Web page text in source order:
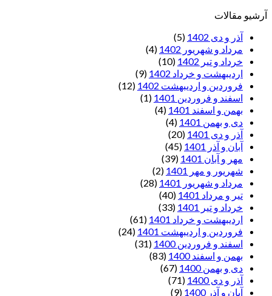
آرشیو مقالات
آذر و دی 1402
(5)
مرداد و شهریور 1402
(4)
خرداد و تیر 1402
(10)
اردیبهشت و خرداد 1402
(9)
فروردین و اردیبهشت 1402
(12)
اسفند و فروردین 1401
(1)
بهمن و اسفند 1401
(4)
دی و بهمن 1401
(4)
آذر و دی 1401
(20)
آبان و آذر 1401
(45)
مهر و آبان 1401
(39)
شهریور و مهر 1401
(2)
مرداد و شهریور 1401
(28)
تیر و مرداد 1401
(40)
خرداد و تیر 1401
(33)
اردیبهشت و خرداد 1401
(61)
فروردین و اردیبهشت 1401
(24)
اسفند و فروردین 1400
(31)
بهمن و اسفند 1400
(83)
دی و بهمن 1400
(67)
آذر و دی 1400
(71)
آبان و آذر 1400
(9)